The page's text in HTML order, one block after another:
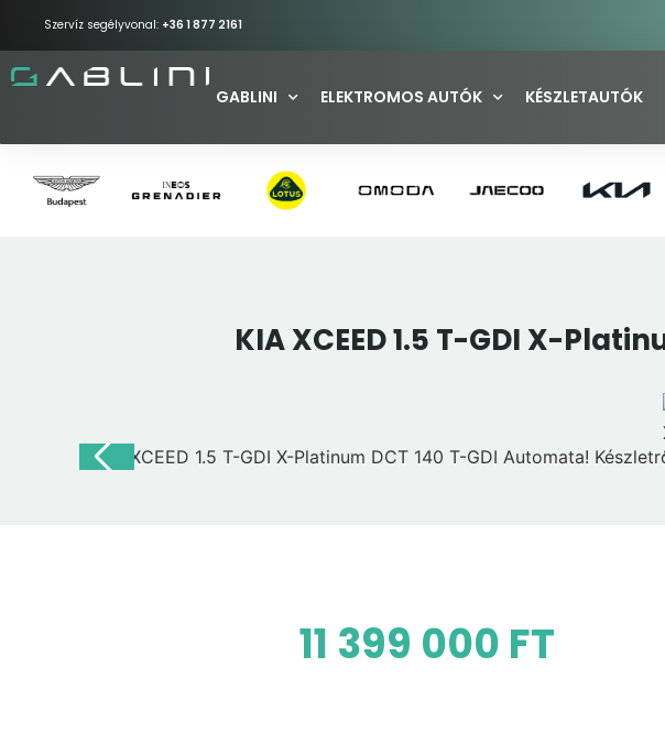
Szervíz segélyvonal: +36 1 877 2161
GABLINI ELEKTROMOS AUTÓK KÉSZLETAUTÓK
KIA XCEED 1.5 T-GDI X-
11 399 000 FT